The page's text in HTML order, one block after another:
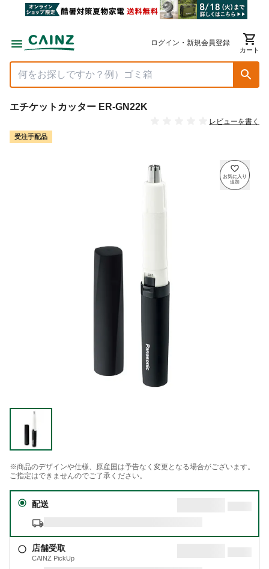
ログイン・新規会員登録
カート
エチケットカッター ER-GN22K
レビューを書く
受注手配品
※商品のデザインや仕様、原産国は予告なく変更となる場合がございます。
ご指定はできませんのでご了承ください。
配送
店舗受取
CAINZ PickUp